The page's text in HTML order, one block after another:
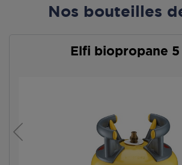
Nos bouteilles
Elfi biopropane 5